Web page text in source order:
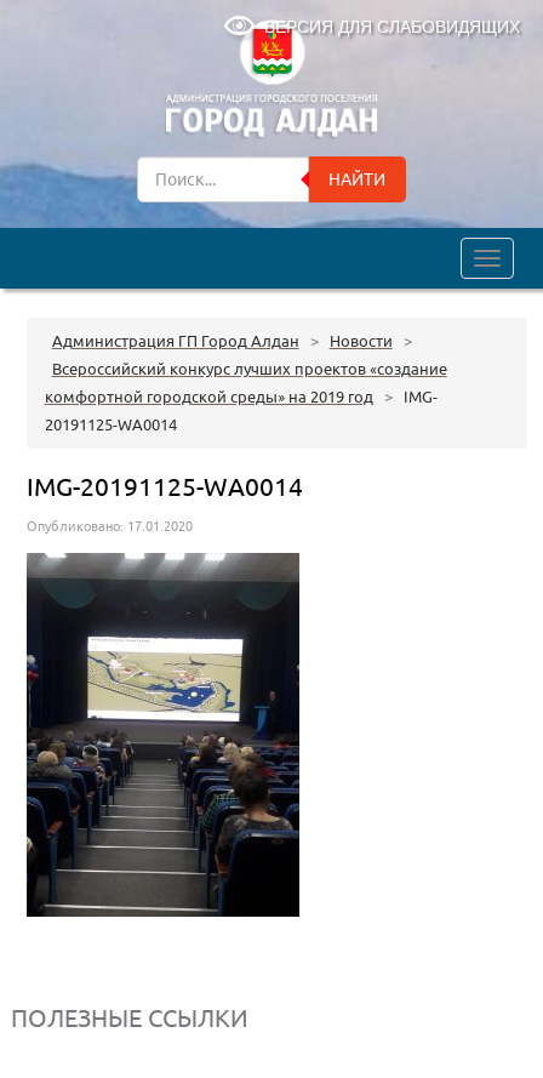
ВЕРСИЯ ДЛЯ СЛАБОВИДЯЩИХ
НАЙТИ
trk
Администрация ГП Город Алдан > Новости
>
Всероссийский конкурс лучших проектов «создание
комфортной городской среды» на 2019 год
>
IMG-
20191125-WA0014
IMG-20191125-WA0014
Опубликовано: 17.01.2020
ПОЛЕЗНЫЕ ССЫЛКИ